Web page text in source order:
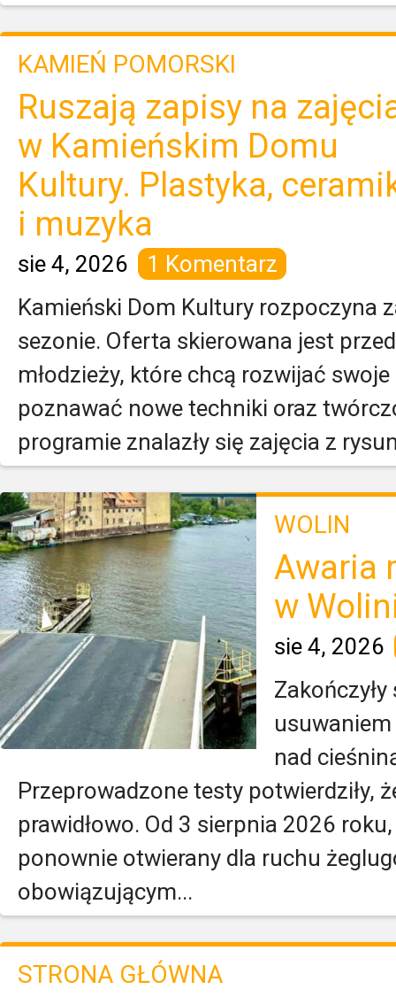
KAMIEŃ POMORSKI
Ruszają zapisy na
w Kamieńskim Domu
Kultury. Plastyka,
i muzyka
sie 4, 2026
1 Komentarz
Kamieński Dom Kultury rozpoczyna
sezonie. Oferta skierowana jest
młodzieży, które chcą rozwijać
poznawać nowe techniki oraz
programie znalazły się zajęcia z
WOLIN
Awaria
w
sie 4, 2026
nad
Przeprowadzone testy potwierdziły,
prawidłowo. Od 3 sierpnia 2026
ponownie otwierany dla ruchu
obowiązującym...
STRONA GŁÓWNA